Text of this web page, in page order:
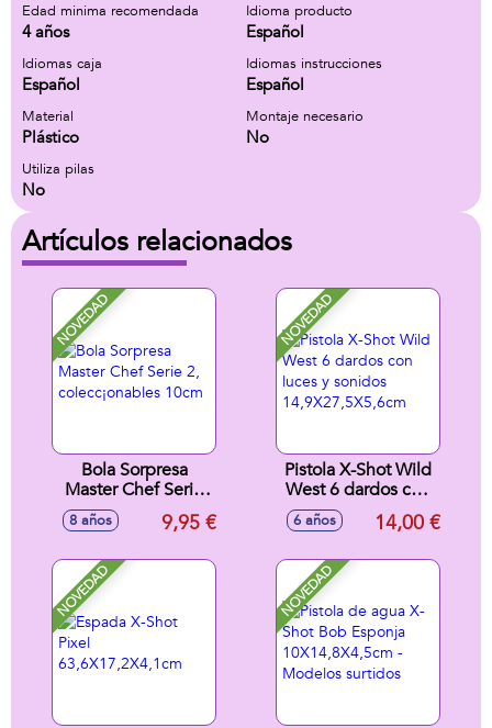
Edad minima recomendada
4 años
Idioma producto
Español
Idiomas caja
Español
Idiomas instrucciones
Español
Material
Plástico
Montaje necesario
No
Utiliza pilas
No
Artículos relacionados
NOVEDAD
Bola Sorpresa
Master Chef Serie
2, colecc¡onables
10cm
8 años 9,95 €
NOVEDAD
Pistola X-Shot Wild
West 6 dardos con
luces y sonidos
14,9X27,5X5,6cm
6 años 14,00 €
NOVEDAD NOVEDAD